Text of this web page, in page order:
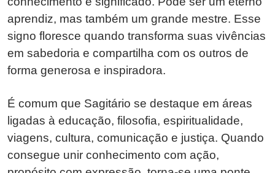
aprendiz, mas também um grande mestre. Esse
signo floresce quando transforma suas vivências
em sabedoria e compartilha com os outros de
forma generosa e inspiradora.
É comum que Sagitário se destaque em áreas
ligadas à educação, filosofia, espiritualidade,
viagens, cultura, comunicação e justiça. Quando
consegue unir conhecimento com ação,